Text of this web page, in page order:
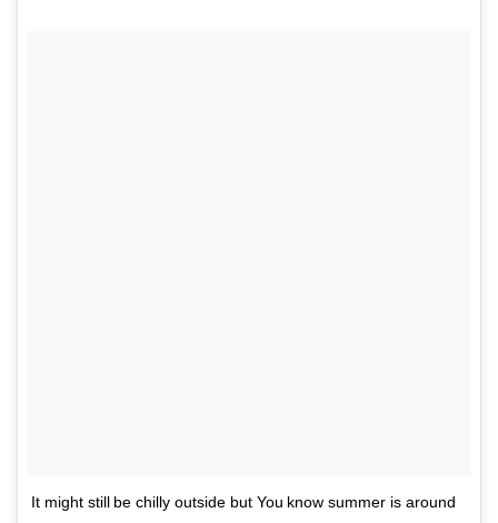
It might still be chilly outside but You know summer is around